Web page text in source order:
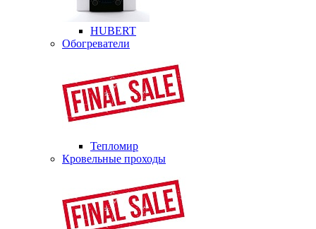
HUBERT
Обогреватели
Тепломир
Кровельные проходы